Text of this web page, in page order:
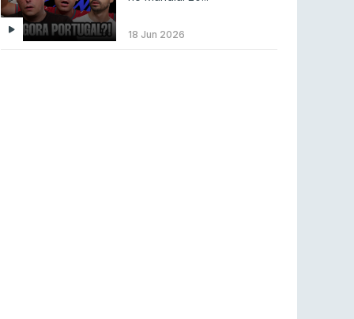
Códigos para ícones clássicos gratuitos no
League of Legends [agosto 2026]
18 Jun 2026